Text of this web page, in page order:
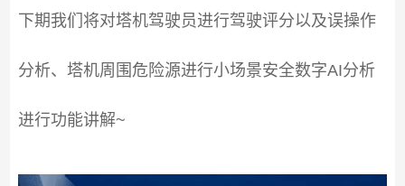
下期我们将对塔机驾驶员进行驾驶评分以及误操作
分析、塔机周围危险源进行小场景安全数字AI分析
进行功能讲解~